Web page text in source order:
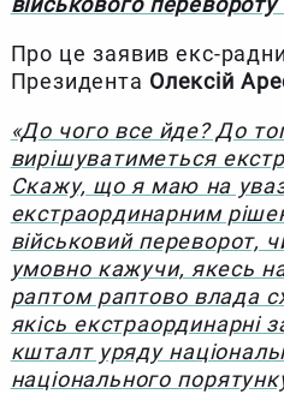
Про це заявив екс-
Президента Олексій
«До чого все йде? До
вирішуватиметься
Скажу, що я маю на
екстраординарним
військовий переворот,
умовно кажучи, якесь
раптом раптово влада
якісь екстраординарні
кшталт уряду
національного